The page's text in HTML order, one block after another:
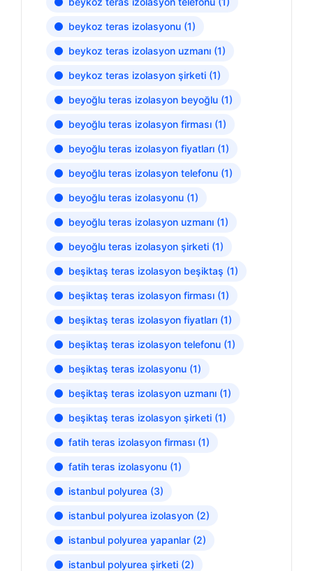
beykoz teras izolasyonu (1)
beykoz teras izolasyon uzmanı (1)
beykoz teras izolasyon şirketi (1)
beyoğlu teras izolasyon beyoğlu (1)
beyoğlu teras izolasyon firması (1)
beyoğlu teras izolasyon fiyatları (1)
beyoğlu teras izolasyon telefonu (1)
beyoğlu teras izolasyonu (1)
beyoğlu teras izolasyon uzmanı (1)
beyoğlu teras izolasyon şirketi (1)
beşiktaş teras izolasyon beşiktaş (1)
beşiktaş teras izolasyon firması (1)
beşiktaş teras izolasyon fiyatları (1)
beşiktaş teras izolasyon telefonu (1)
beşiktaş teras izolasyonu (1)
beşiktaş teras izolasyon uzmanı (1)
beşiktaş teras izolasyon şirketi (1)
fatih teras izolasyon firması (1)
fatih teras izolasyonu (1)
istanbul polyurea (3)
istanbul polyurea izolasyon (2)
istanbul polyurea yapanlar (2)
istanbul polyurea şirketi (2)